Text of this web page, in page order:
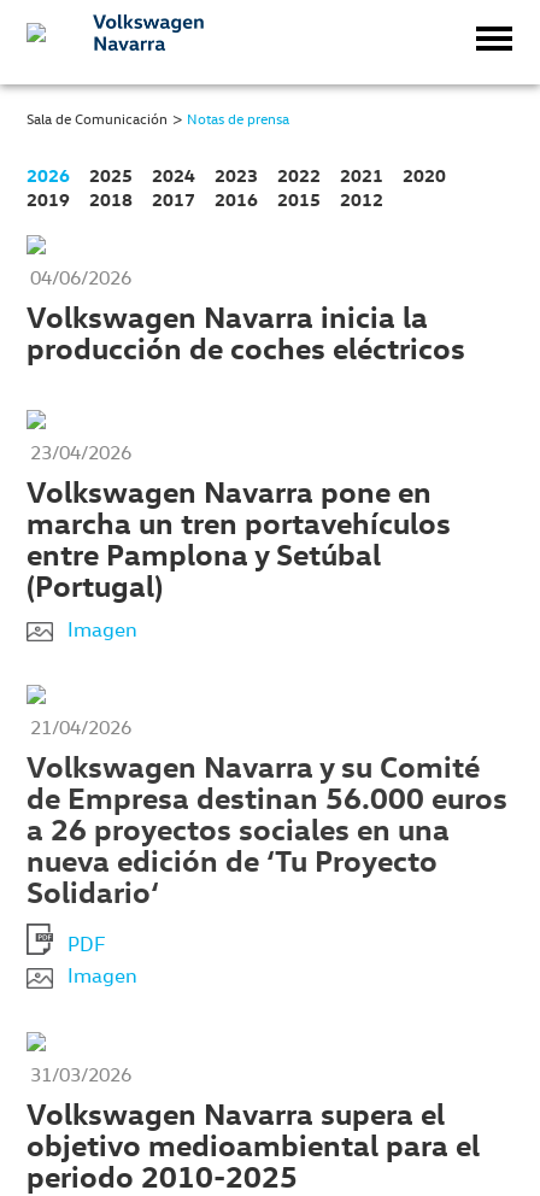
Sala de Comunicación > Notas de prensa
2026 2025 2024 2023 2022 2021
2020
2019
2018 2017 2016 2015 2012
04/06/2026
Volkswagen Navarra inicia la
producción de coches eléctricos
23/04/2026
Volkswagen Navarra pone en
marcha un tren portavehículos
entre Pamplona y Setúbal
(Portugal)
Imagen
21/04/2026
Volkswagen Navarra y su Comité
de Empresa destinan 56.000 euros
a 26 proyectos sociales en una
nueva edición de ‘Tu Proyecto
Solidario‘
PDF
Imagen
31/03/2026
Volkswagen Navarra supera el
objetivo medioambiental para el
periodo 2010-2025